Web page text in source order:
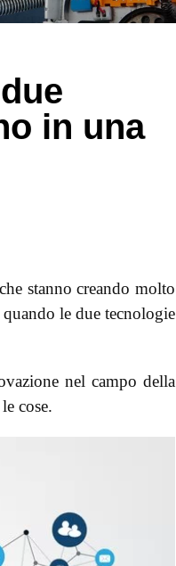
in una
stanno creando molto
le due tecnologie
nel campo della
cose.